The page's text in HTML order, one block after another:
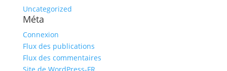
Uncategorized
Méta
Connexion
Flux des publications
Flux des commentaires